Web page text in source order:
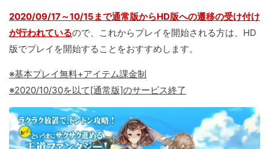
2020/09/17～10/15まで通常版からHD版への遷移の受け付け
が行われているので、これからプレイを開始される方は、HD
版でプレイを開始することをおすすめします。
※基本プレイ無料+アイテム課金制
※2020/10/30を以て[通常版]のサービス終了